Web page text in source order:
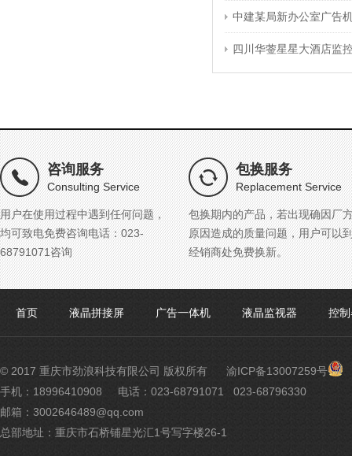
中建某局新办公室广告
四川华蓥星星大酒店监
咨询服务
Consulting Service
用户在使用过程中遇到任何问题，
均可致电免费咨询电话：023-
68791071咨询
包换服务
Replacement Service
包换期内的产品，若出现确因厂
原因造成的质量问题，用户可以
经销商处免费换新。
首页 液晶拼接屏 广告一体机 液晶监视器 控
© 2017 重庆市劲浪科技有限公司 版权所有 渝ICP备13007259号 渝
手机：18996410908
电话：023-68791071 023-68796330
邮箱：3002646489@qq.com
总部地址：重庆市石桥铺星光汇1号写字楼26-1